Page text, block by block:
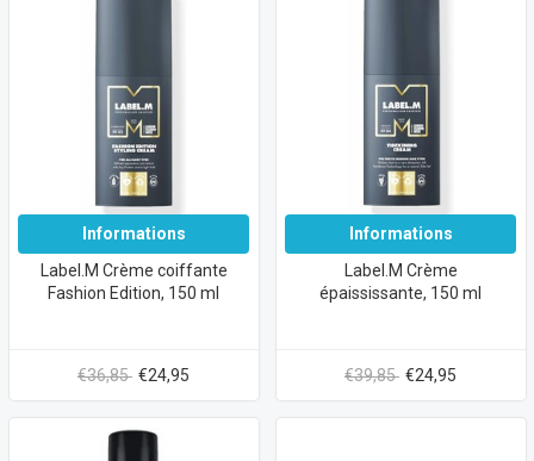
Informations
Label.M Crème coiffante
Fashion Edition, 150 ml
€36,85 €24,95
Informations
Label.M Crème
épaississante, 150 ml
€39,85 €24,95